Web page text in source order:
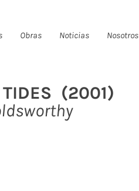
Obras Noticias Nosotros
TIDES (2001)